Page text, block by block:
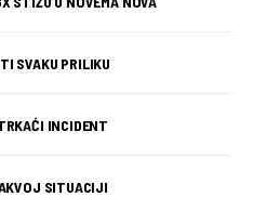
SVAKU PRILIKU
INCIDENT
SITUACIJI